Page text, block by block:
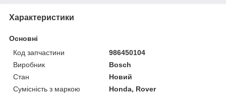
Характеристики
Основні
Код запчастини
986450104
Виробник
Bosch
Стан
Новий
Сумісність з маркою
Honda, Rover